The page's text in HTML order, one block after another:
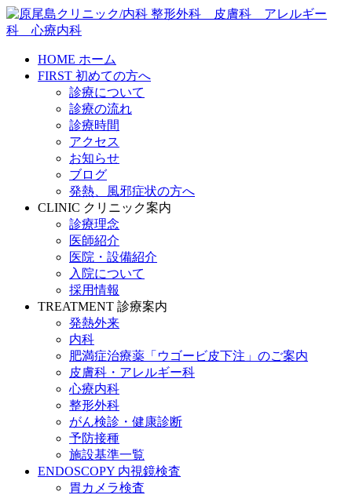
HOME ホーム
FIRST 初めての方へ
診療について
診療の流れ
診療時間
アクセス
お知らせ
ブログ
発熱、風邪症状の方へ
CLINIC クリニック案内
診療理念
医師紹介
医院・設備紹介
入院について
採用情報
TREATMENT 診療案内
発熱外来
内科
肥満症治療薬「ウゴービ皮下注」のご案内
皮膚科・アレルギー科
心療内科
整形外科
がん検診・健康診断
予防接種
施設基準一覧
ENDOSCOPY 内視鏡検査
胃カメラ検査